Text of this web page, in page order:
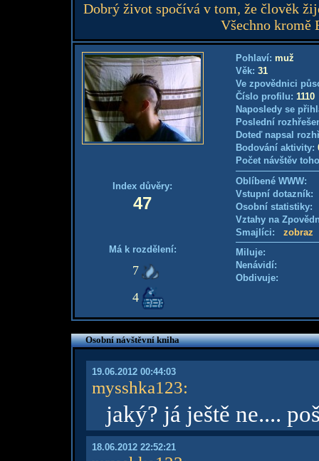
Dobrý život spočívá v tom, že člověk
Všechno kromě
Index důvěry:
47
Má k rozdělení:
7
4
Pohlaví: muž
Věk: 31
Ve zpovědnici
Číslo profilu: 1110
Naposledy se
Poslední
Doteď napsal
Bodování aktivity:
Počet návštěv
Oblíbené WWW:
Vstupní
Osobní
Vztahy na
Smajlíci: zobraz
Miluje:
Nenávidí:
Obdivuje:
Osobní návštěvní kniha
19.06.2012 00:44:03
mysshka123:
jaký? já ještě ne....
18.06.2012 22:52:21